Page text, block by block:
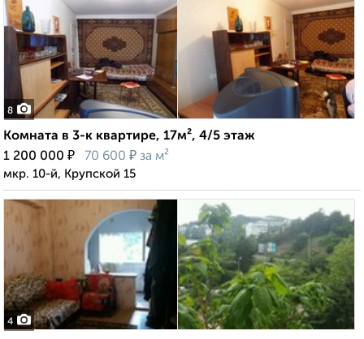
8
Комната в 3-к квартире, 17м², 4/5 этаж
1 200 000 ₽ 70 600 ₽ за м²
мкр. 10-й, Крупской 15
4